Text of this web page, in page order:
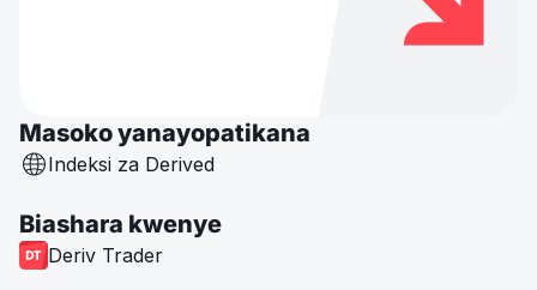
Masoko yanayopatikana
Indeksi za Derived
Biashara kwenye
Deriv Trader